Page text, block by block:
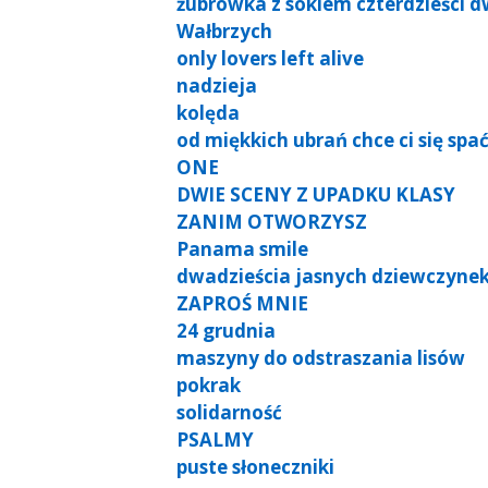
Wałbrzych
only lovers left alive
nadzieja
kolęda
od miękkich ubrań chce ci się spać
ONE
DWIE SCENY Z UPADKU KLASY
ZANIM OTWORZYSZ
Panama smile
dwadzieścia jasnych
ZAPROŚ MNIE
24 grudnia
maszyny do odstraszania lisów
pokrak
solidarność
PSALMY
puste słoneczniki